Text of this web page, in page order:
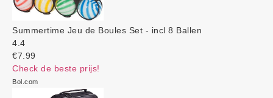
Summertime Jeu de Boules Set - incl 8 Ballen
4.4
€7.99
Check de beste prijs!
Bol.com